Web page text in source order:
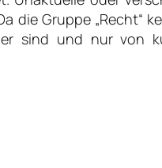
die Gruppe „Recht“
sind und nur von